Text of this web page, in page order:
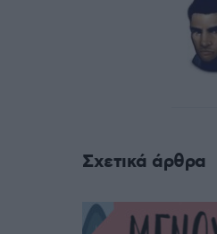
Σχετικά άρθρα